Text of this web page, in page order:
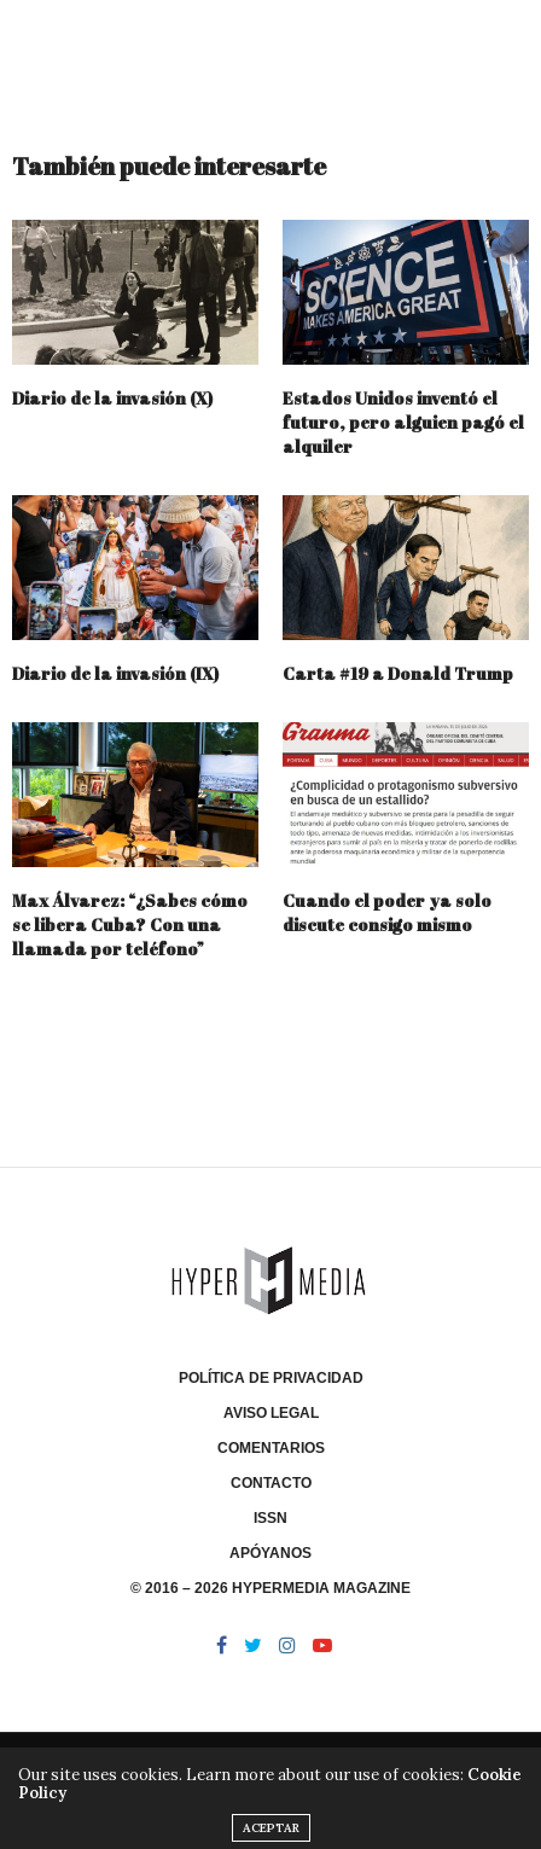
También puede interesarte
Diario de la invasión (X)
Estados Unidos inventó el
futuro, pero alguien pagó el
alquiler
Diario de la invasión (IX) Carta #19 a Donald Trump
Max Álvarez: “¿Sabes cómo
se libera Cuba? Con una
llamada por teléfono”
Cuando el poder ya solo
discute consigo mismo
POLÍTICA DE PRIVACIDAD
AVISO LEGAL
COMENTARIOS
CONTACTO
ISSN
APÓYANOS
© 2016 – 2026 HYPERMEDIA MAGAZINE
LIBRERÍA
Our site uses cookies. Learn more about our use of cookies: Cookie
Policy
ACEPTAR